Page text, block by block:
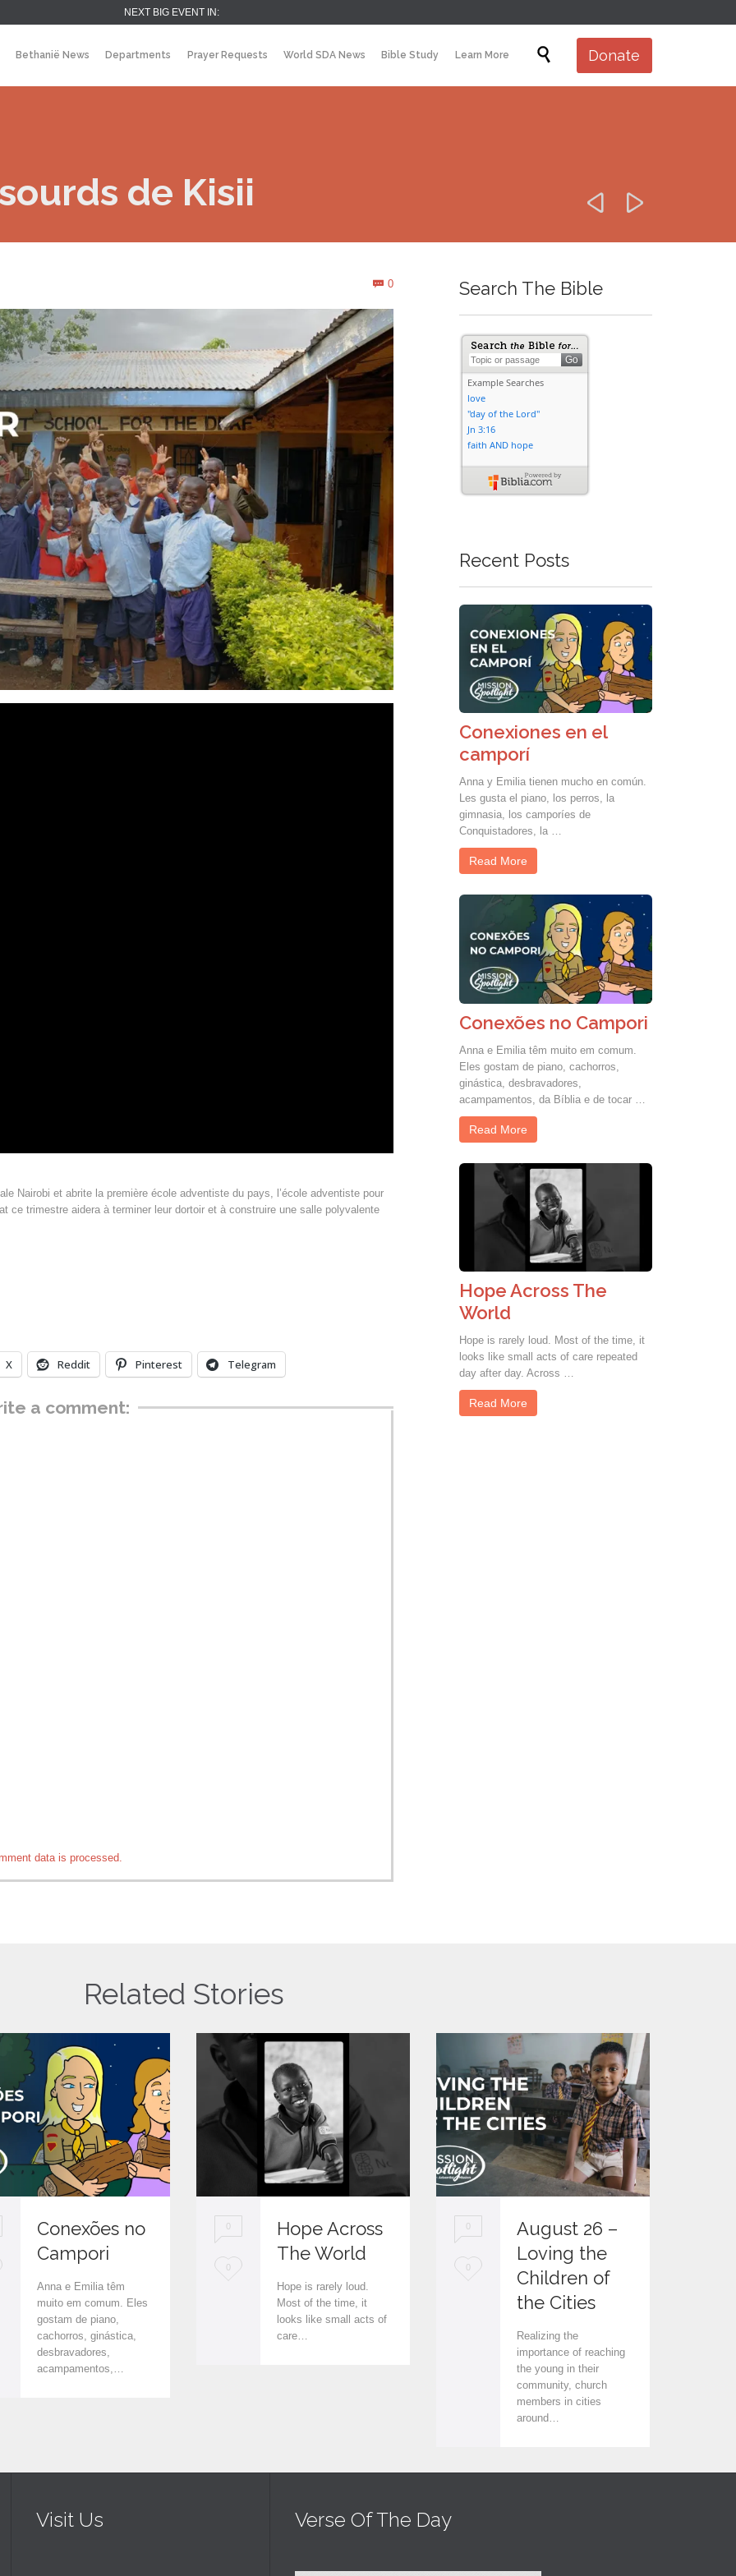
NEXT BIG EVENT IN:
Skip
Bethanië News Departments Prayer Requests World SDA News Bible Study Learn More  Donate
de Kisii  
 0Comments
Nairobi et abrite la première école adventiste du pays, l’école adventiste pour
ce trimestre aidera à terminer leur dortoir et à construire une salle polyvalente
X Reddit Pinterest Telegram
a comment:
data is processed.
Search The Bible
Recent Posts
Conexiones en el
camporí
Anna y Emilia tienen mucho en común.
Les gusta el piano, los perros, la
gimnasia, los camporíes de
Conquistadores, la …
Read More
Conexões no Campori
Anna e Emilia têm muito em comum.
Eles gostam de piano, cachorros,
ginástica, desbravadores,
acampamentos, da Bíblia e de tocar …
Read More
Hope Across The
World
Hope is rarely loud. Most of the time, it
looks like small acts of care repeated
day after day. Across …
Read More
Related Stories
Conexões no
Campori
Anna e Emilia têm
muito em comum. Eles
gostam de piano,
cachorros, ginástica,
desbravadores,
acampamentos,…
0
L0
Hope Across
The World
Hope is rarely loud.
Most of the time, it
looks like small acts of
care…
0
L0
August 26 –
Loving the
Children of
the Cities
Realizing the
importance of reaching
the young in their
community, church
members in cities
around…
Visit Us Verse Of The Day